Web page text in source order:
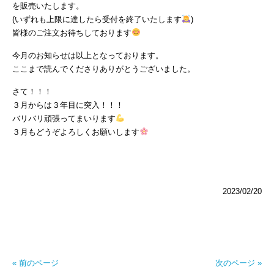
を販売いたします。
(いずれも上限に達したら受付を終了いたします
)
皆様のご注文お待ちしております
今月のお知らせは以上となっております。
ここまで読んでくださりありがとうございました。
さて！！！
３月からは３年目に突入！！！
バリバリ頑張ってまいります
３月もどうぞよろしくお願いします
2023/02/20
« 前のページ 次のページ »